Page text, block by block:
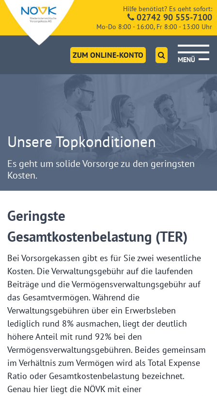
Hilfe benötigt? Es geht sofort:
02742 90 555-7100
Mo-Do 8:00 - 16:00, Fr 8:00 - 13:00 Uhr
ZUM ONLINE-KONTO
MENÜ
Unsere Topkonditionen
Es geht um solide Vorsorge zu den geringsten
Kosten.
Geringste
Gesamtkostenbelastung (TER)
Bei Vorsorgekassen gibt es für Sie zwei wesentliche
Kosten. Die Verwaltungsgebühr auf die laufenden
Beiträge und die Vermögensverwaltungsgebühr auf
das Gesamtvermögen. Während die
Verwaltungsgebühren über ein Erwerbsleben
lediglich rund 8% ausmachen, liegt der deutlich
höhere Anteil mit rund 92% bei den
Vermögensverwaltungsgebühren. Beides gemeinsam
im Verhältnis zum Vermögen wird als Total Expense
Ratio oder Gesamtkostenbelastung bezeichnet.
Genau hier liegt die NÖVK mit einer